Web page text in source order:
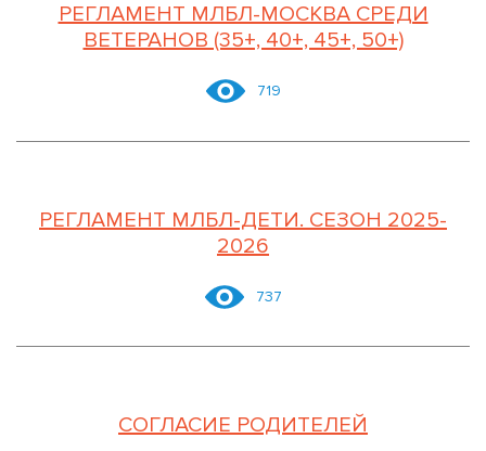
РЕГЛАМЕНТ МЛБЛ-МОСКВА СРЕДИ
ВЕТЕРАНОВ (35+, 40+, 45+, 50+)
719
РЕГЛАМЕНТ МЛБЛ-ДЕТИ. СЕЗОН 2025-
2026
737
СОГЛАСИЕ РОДИТЕЛЕЙ